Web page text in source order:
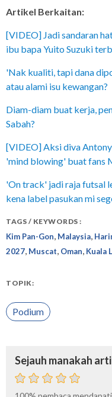
Artikel Berkaitan:
[VIDEO] Jadi sandaran
ibu bapa Yuito Suzuki
'Nak kualiti, tapi dana
atau alami isu kewangan?
Diam-diam buat kerja,
Sabah?
[VIDEO] Aksi diva
'mind blowing' buat fans
'On track' jadi raja futsal
kena label pasukan mi
TAGS / KEYWORDS :
Kim Pan-Gon, Malaysia,
2027, Muscat, Oman, Kuala
TOPIK:
Podium
Sejauh manakah